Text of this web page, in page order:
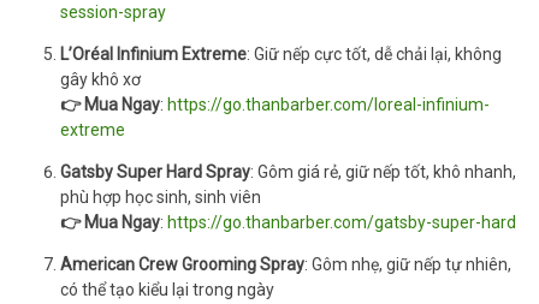
session-spray
L’Oréal Infinium Extreme: Giữ nếp cực tốt, dễ chải lại, không
gây khô xơ
👉 Mua Ngay: https://go.thanbarber.com/loreal-infinium-
extreme
Gatsby Super Hard Spray: Gôm giá rẻ, giữ nếp tốt, khô nhanh,
phù hợp học sinh, sinh viên
👉 Mua Ngay: https://go.thanbarber.com/gatsby-super-hard
American Crew Grooming Spray: Gôm nhẹ, giữ nếp tự nhiên,
có thể tạo kiểu lại trong ngày